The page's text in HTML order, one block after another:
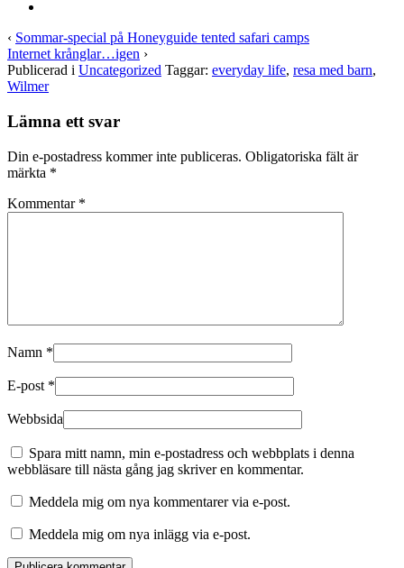
‹ Sommar-special på Honeyguide tented safari camps
Internet krånglar…igen ›
Publicerad i Uncategorized Taggar: everyday life, resa med barn,
Wilmer
Lämna ett svar
Din e-postadress kommer inte publiceras. Obligatoriska fält är
märkta *
Kommentar *
Namn *
E-post *
Webbsida
Spara mitt namn, min e-postadress och webbplats i denna
webbläsare till nästa gång jag skriver en kommentar.
Meddela mig om nya kommentarer via e-post.
Meddela mig om nya inlägg via e-post.